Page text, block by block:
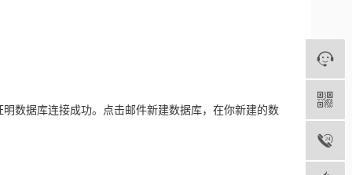
数据库连接成功。点击邮件新建数据库，在你新建的数